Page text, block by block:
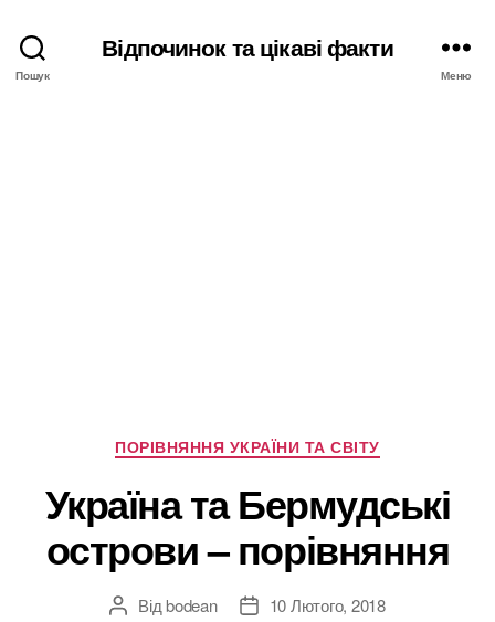
Пошук
Відпочинок та цікаві факти
Меню
Категорії
ПОРІВНЯННЯ УКРАЇНИ ТА СВІТУ
Україна та Бермудські
острови – порівняння
Автор
Відbodean
Дата10 Лютого, 2018